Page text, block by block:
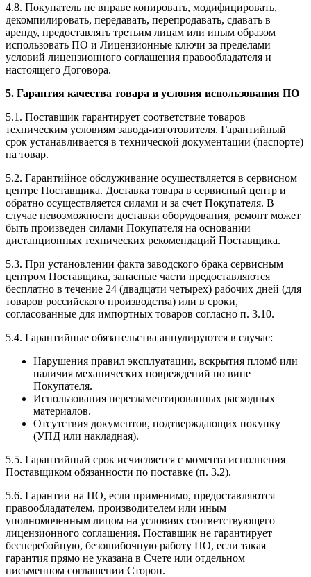
4.8. Покупатель не вправе копировать, модифицировать,
декомпилировать, передавать, перепродавать, сдавать в
аренду, предоставлять третьим лицам или иным образом
использовать ПО и Лицензионные ключи за пределами
условий лицензионного соглашения правообладателя и
настоящего Договора.
5. Гарантия качества товара и условия использования ПО
5.1. Поставщик гарантирует соответствие товаров
техническим условиям завода-изготовителя. Гарантийный
срок устанавливается в технической документации (паспорте)
на товар.
5.2. Гарантийное обслуживание осуществляется в сервисном
центре Поставщика. Доставка товара в сервисный центр и
обратно осуществляется силами и за счет Покупателя. В
случае невозможности доставки оборудования, ремонт может
быть произведен силами Покупателя на основании
дистанционных технических рекомендаций Поставщика.
5.3. При установлении факта заводского брака сервисным
центром Поставщика, запасные части предоставляются
бесплатно в течение 24 (двадцати четырех) рабочих дней (для
товаров российского производства) или в сроки,
согласованные для импортных товаров согласно п. 3.10.
5.4. Гарантийные обязательства аннулируются в случае:
Нарушения правил эксплуатации, вскрытия пломб или
наличия механических повреждений по вине
Покупателя.
Использования нерегламентированных расходных
материалов.
Отсутствия документов, подтверждающих покупку
(УПД или накладная).
5.5. Гарантийный срок исчисляется с момента исполнения
Поставщиком обязанности по поставке (п. 3.2).
5.6. Гарантии на ПО, если применимо, предоставляются
правообладателем, производителем или иным
уполномоченным лицом на условиях соответствующего
лицензионного соглашения. Поставщик не гарантирует
бесперебойную, безошибочную работу ПО, если такая
гарантия прямо не указана в Счете или отдельном
письменном соглашении Сторон.